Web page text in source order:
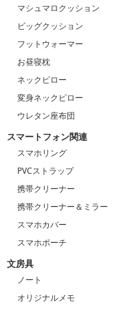
マシュマロクッション
ビッグクッション
フットウォーマー
お昼寝枕
ネックピロー
変身ネックピロー
ウレタン座布団
スマートフォン関連
スマホリング
PVCストラップ
携帯クリーナー
携帯クリーナー＆ミラー
スマホカバー
スマホポーチ
文房具
ノート
オリジナルメモ